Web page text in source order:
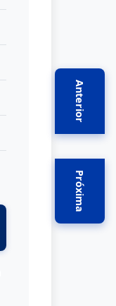
Anterior
Próxima